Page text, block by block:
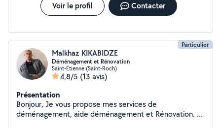
Voir le profil Contacter
Particulier
Malkhaz KIKABIDZE
Déménagement et Rénovation
Saint-Étienne (Saint-Roch)
4,8/5 (13 avis)
Présentation
Bonjour, Je vous propose mes services de
déménagement, aide déménagement et Rénovation. Je